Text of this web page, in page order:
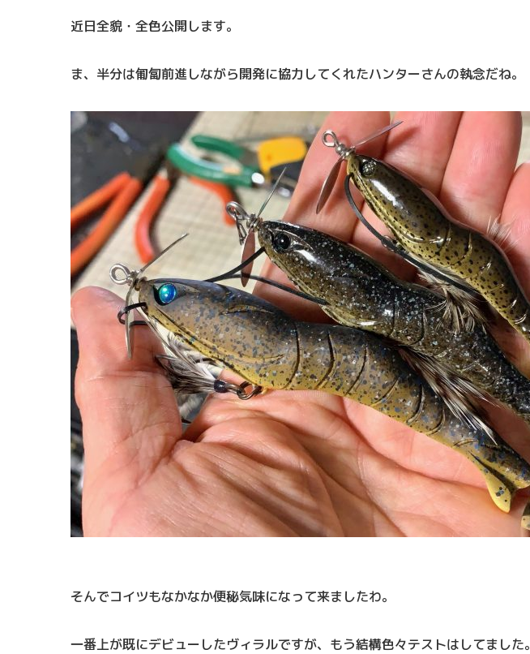
近日全貌・全色公開します。
ま、半分は匍匐前進しながら開発に協力してくれたハンターさんの執念だね。
そんでコイツもなかなか便秘気味になって来ましたわ。
一番上が既にデビューしたヴィラルですが、もう結構色々テストはしてました。